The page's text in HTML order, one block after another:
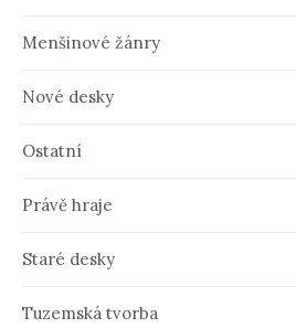
Menšinové žánry
Nové desky
Ostatní
Právě hraje
Staré desky
Tuzemská tvorba